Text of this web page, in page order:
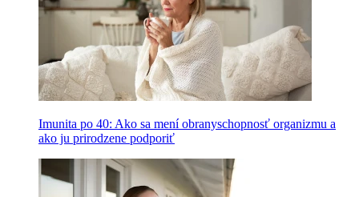
Imunita po 40: Ako sa mení obranyschopnosť organizmu a
ako ju prirodzene podporiť